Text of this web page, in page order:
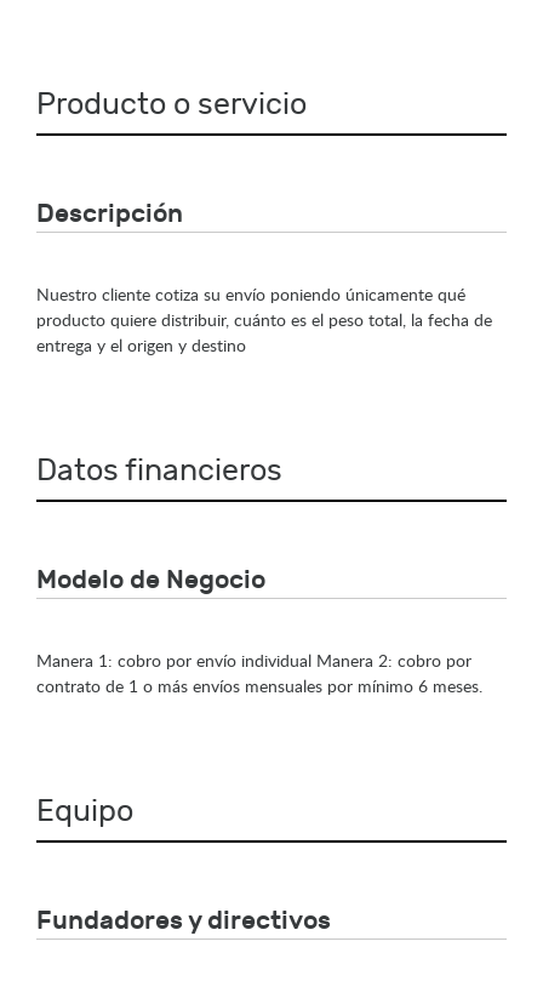
Producto o servicio
Descripción
Nuestro cliente cotiza su envío poniendo únicamente qué
producto quiere distribuir, cuánto es el peso total, la fecha de
entrega y el origen y destino
Datos financieros
Modelo de Negocio
Manera 1: cobro por envío individual Manera 2: cobro por
contrato de 1 o más envíos mensuales por mínimo 6 meses.
Equipo
Fundadores y directivos